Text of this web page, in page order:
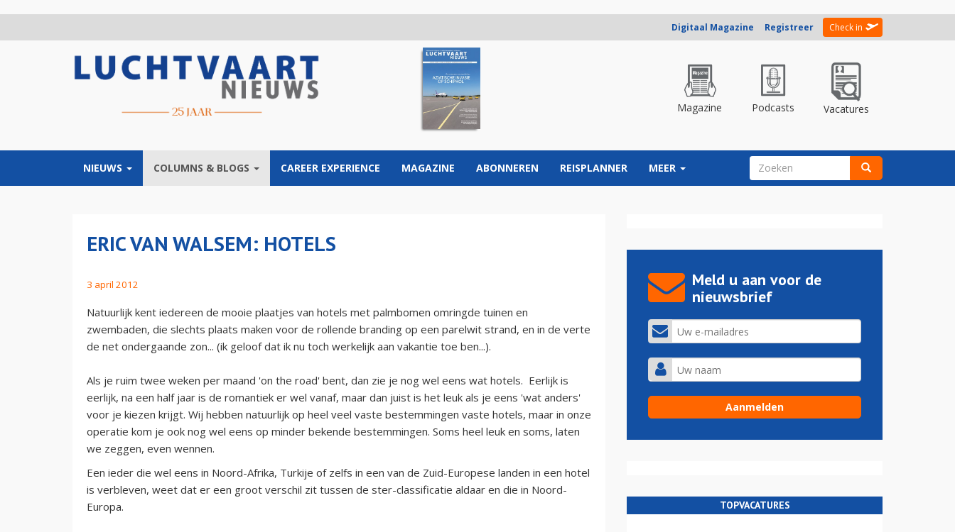
Digitaal Magazine Registreer Check in
Magazine Podcasts Vacatures
NIEUWS COLUMNS & BLOGS CAREER EXPERIENCE MAGAZINE ABONNEREN REISPLANNER MEER ZOEKVELD
ERIC VAN WALSEM: HOTELS
3 april 2012
Natuurlijk kent iedereen de mooie plaatjes van hotels met palmbomen omringde tuinen en
zwembaden, die slechts plaats maken voor de rollende branding op een parelwit strand, en in de verte
de net ondergaande zon... (ik geloof dat ik nu toch werkelijk aan vakantie toe ben...).
Als je ruim twee weken per maand 'on the road' bent, dan zie je nog wel eens wat hotels. Eerlijk is
eerlijk, na een half jaar is de romantiek er wel vanaf, maar dan juist is het leuk als je eens 'wat anders'
voor je kiezen krijgt. Wij hebben natuurlijk op heel veel vaste bestemmingen vaste hotels, maar in onze
operatie kom je ook nog wel eens op minder bekende bestemmingen. Soms heel leuk en soms, laten
we zeggen, even wennen.
Een ieder die wel eens in Noord-Afrika, Turkije of zelfs in een van de Zuid-Europese landen in een hotel
is verbleven, weet dat er een groot verschil zit tussen de ster-classificatie aldaar en die in Noord-
Europa.
Meld u aan voor de
nieuwsbrief
TOPVACATURES